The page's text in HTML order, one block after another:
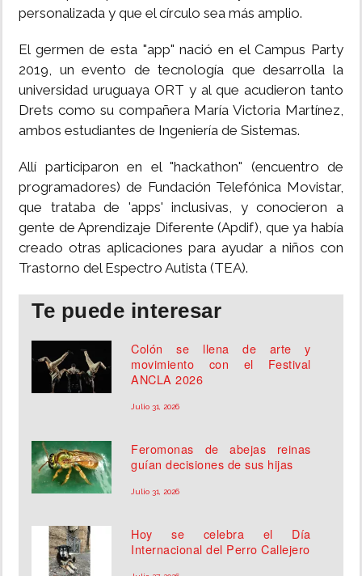
personalizada y que el círculo sea más amplio.
El germen de esta "app" nació en el Campus Party
2019, un evento de tecnología que desarrolla la
universidad uruguaya ORT y al que acudieron tanto
Drets como su compañera María Victoria Martínez,
ambos estudiantes de Ingeniería de Sistemas.
Allí participaron en el "hackathon" (encuentro de
programadores) de Fundación Telefónica Movistar,
que trataba de 'apps' inclusivas, y conocieron a
gente de Aprendizaje Diferente (Apdif), que ya había
creado otras aplicaciones para ayudar a niños con
Trastorno del Espectro Autista (TEA).
Te puede interesar
Colón se llena de arte y
movimiento con el Festival
ANCLA 2026
Julio 31, 2026
Feromonas de abejas reinas
guían decisiones de sus hijas
Julio 31, 2026
Hoy se celebra el Día
Internacional del Perro Callejero